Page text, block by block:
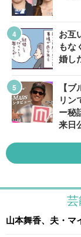
お互
もな
婚し
【
リン
ー秘
来日